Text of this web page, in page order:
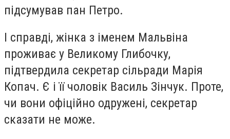
підсумував пан Петро.
І справді, жінка з іменем Мальвіна
проживає у Великому Глибочку,
підтвердила секретар сільради Марія
Копач. Є і її чоловік Василь Зінчук. Проте,
чи вони офіційно одружені, секретар
сказати не може.